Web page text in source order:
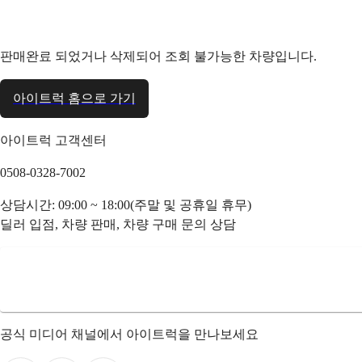
판매완료 되었거나 삭제되어 조회 불가능한 차량입니다.
아이트럭 홈으로 가기
아이트럭 고객센터
0508-0328-7002
상담시간: 09:00 ~ 18:00(주말 및 공휴일 휴무)
딜러 입점, 차량 판매, 차량 구매 문의 상담
공식 미디어 채널에서 아이트럭을 만나보세요